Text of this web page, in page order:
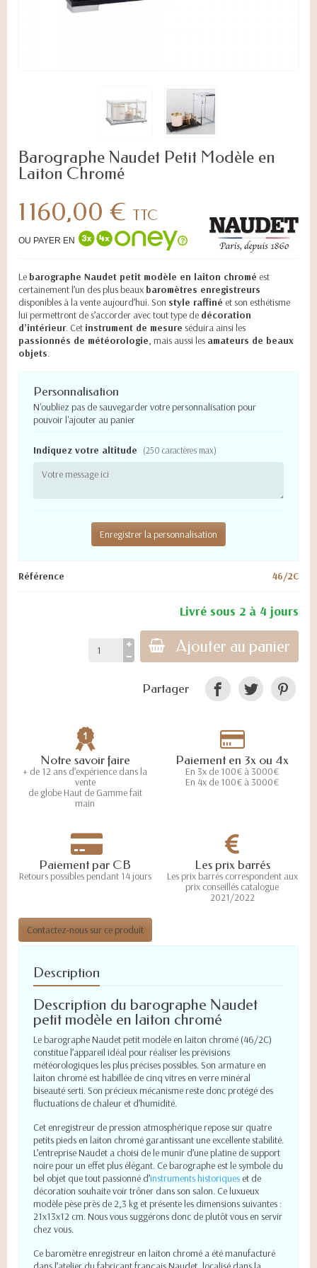
Barographe Naudet Petit Modèle en
Laiton Chromé
1 160,00 € TTC
OU PAYER EN
Le barographe Naudet petit modèle en laiton chromé est
certainement l’un des plus beaux baromètres enregistreurs
disponibles à la vente aujourd’hui. Son style raffiné et son esthétisme
lui permettront de s’accorder avec tout type de décoration
d’intérieur. Cet instrument de mesure séduira ainsi les
passionnés de météorologie, mais aussi les amateurs de beaux
objets.
Personnalisation
N'oubliez pas de sauvegarder votre personnalisation pour
pouvoir l'ajouter au panier
Indiquez votre altitude (250 caractères max)
Enregistrer la personnalisation
Référence 46/2C
Livré sous 2 à 4 jours
Ajouter au panier
Partager
Notre savoir faire
+ de 12 ans d’expérience dans la
vente
de globe Haut de Gamme fait
main
Paiement en 3x ou 4x
En 3x de 100€ à 3000€
En 4x de 100€ à 3000€
Paiement par CB
Retours possibles pendant 14 jours
Les prix barrés
Les prix barrés correspondent aux
prix conseillés catalogue
2021/2022
Contactez-nous sur ce produit
Description
Description du barographe Naudet
petit modèle en laiton chromé
Le barographe Naudet petit modèle en laiton chromé (46/2C)
constitue l’appareil idéal pour réaliser les prévisions
météorologiques les plus précises possibles. Son armature en
laiton chromé est habillée de cinq vitres en verre minéral
biseauté serti. Son précieux mécanisme reste donc protégé des
fluctuations de chaleur et d’humidité.
Cet enregistreur de pression atmosphérique repose sur quatre
petits pieds en laiton chromé garantissant une excellente stabilité.
L’entreprise Naudet a choisi de le munir d’une platine de support
noire pour un effet plus élégant. Ce barographe est le symbole du
bel objet que tout passionné d’instruments historiques et de
décoration souhaite voir trôner dans son salon. Ce luxueux
modèle pèse près de 2,3 kg et présente les dimensions suivantes :
21x13x12 cm. Nous vous suggérons donc de plutôt vous en servir
chez vous.
Ce baromètre enregistreur en laiton chromé a été manufacturé